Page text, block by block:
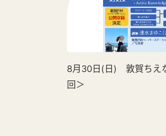
8月30日(日) 敦賀ちえ
回＞